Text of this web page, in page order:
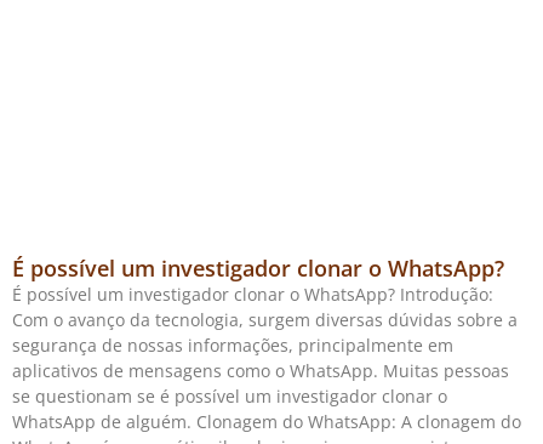
É possível um investigador clonar o WhatsApp?
É possível um investigador clonar o WhatsApp? Introdução:
Com o avanço da tecnologia, surgem diversas dúvidas sobre a
segurança de nossas informações, principalmente em
aplicativos de mensagens como o WhatsApp. Muitas pessoas
se questionam se é possível um investigador clonar o
WhatsApp de alguém. Clonagem do WhatsApp: A clonagem do